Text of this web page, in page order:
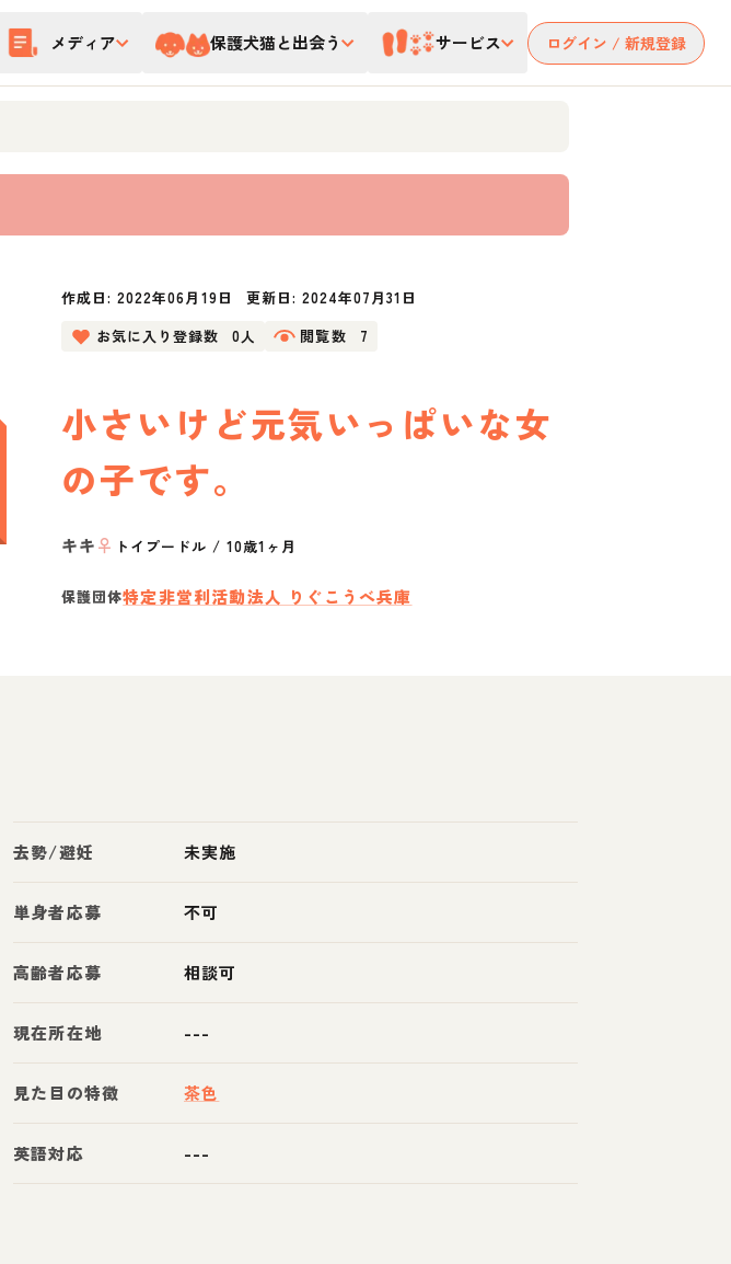
メディア 保護犬猫と出会う サービス ログイン / 新規登録
作成日:2022年06月19日 更新日: 2024年07月31日
お気に入り登録数
0人 閲覧数 7
小さいけど元気いっぱいな女
の子です。
キキ♀ トイプードル / 10歳1ヶ月
保護団体特定非営利活動法人 りぐこうべ兵庫
去勢/避妊 未実施
単身者応募 不可
高齢者応募 相談可
現在所在地 ---
見た目の特徴 茶色
英語対応 ---